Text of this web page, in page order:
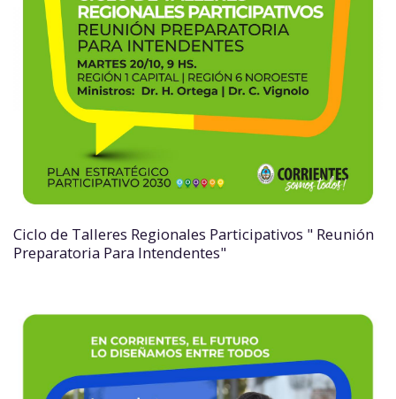
Ciclo de Talleres Regionales Participativos " Reunión
Preparatoria Para Intendentes"